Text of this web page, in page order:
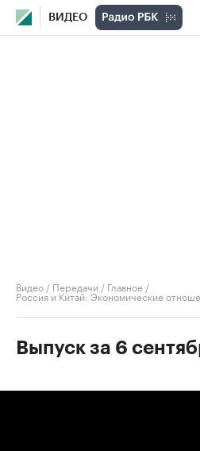
ВИДЕО
Видео / Передачи / Главное /
Россия и Китай: Экономические
Выпуск за 6